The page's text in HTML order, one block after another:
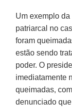
Um exemplo
patriarcal no
foram
estão sendo
poder. O
imediatamente
queimadas,
denunciado